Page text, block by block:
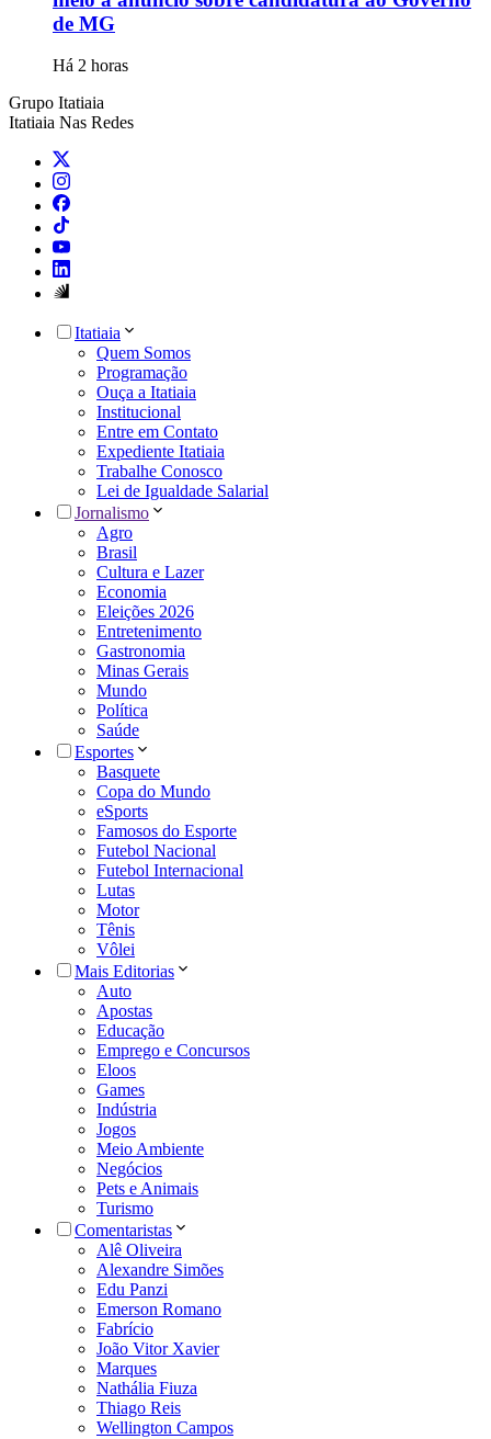
de MG
Há 2 horas
Grupo Itatiaia
Itatiaia Nas Redes
Itatiaia
Quem Somos
Programação
Ouça a Itatiaia
Institucional
Entre em Contato
Expediente Itatiaia
Trabalhe Conosco
Lei de Igualdade Salarial
Jornalismo
Agro
Brasil
Cultura e Lazer
Economia
Eleições 2026
Entretenimento
Gastronomia
Minas Gerais
Mundo
Política
Saúde
Esportes
Basquete
Copa do Mundo
eSports
Famosos do Esporte
Futebol Nacional
Futebol Internacional
Lutas
Motor
Tênis
Vôlei
Mais Editorias
Auto
Apostas
Educação
Emprego e Concursos
Eloos
Games
Indústria
Jogos
Meio Ambiente
Negócios
Pets e Animais
Turismo
Comentaristas
Alê Oliveira
Alexandre Simões
Edu Panzi
Emerson Romano
Fabrício
João Vitor Xavier
Marques
Nathália Fiuza
Thiago Reis
Wellington Campos